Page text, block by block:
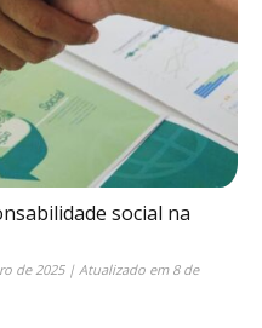
social na
de 2025| Atualizado em 8 de